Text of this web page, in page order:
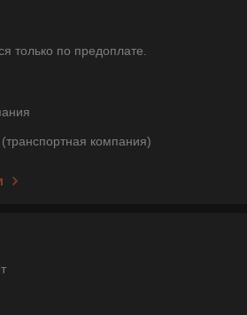
только по предоплате.
компания)